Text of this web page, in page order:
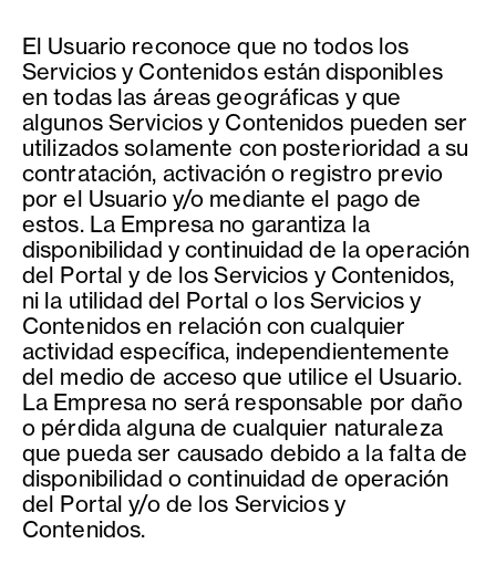
El Usuario reconoce que no todos los
Servicios y Contenidos están disponibles
en todas las áreas geográficas y que
algunos Servicios y Contenidos pueden ser
utilizados solamente con posterioridad a su
contratación, activación o registro previo
por el Usuario y/o mediante el pago de
estos. La Empresa no garantiza la
disponibilidad y continuidad de la operación
del Portal y de los Servicios y Contenidos,
ni la utilidad del Portal o los Servicios y
Contenidos en relación con cualquier
actividad específica, independientemente
del medio de acceso que utilice el Usuario.
La Empresa no será responsable por daño
o pérdida alguna de cualquier naturaleza
que pueda ser causado debido a la falta de
disponibilidad o continuidad de operación
del Portal y/o de los Servicios y
Contenidos.